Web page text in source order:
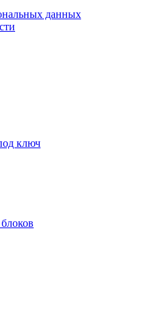
данных
ключ